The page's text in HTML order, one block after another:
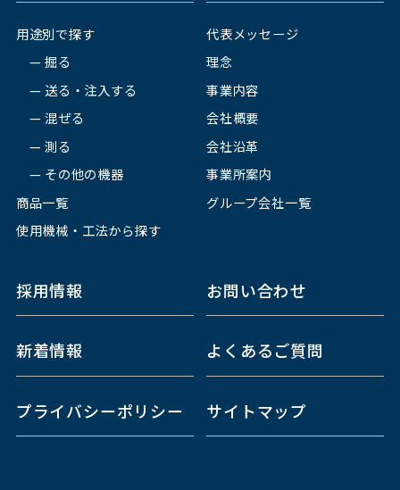
用途別で探す
掘る
送る・注入する
混ぜる
測る
その他の機器
商品一覧
使用機械・工法から探す
代表メッセージ
理念
事業内容
会社概要
会社沿革
事業所案内
グループ会社一覧
採用情報 お問い合わせ
新着情報 よくあるご質問
プライバシーポリシー サイトマップ